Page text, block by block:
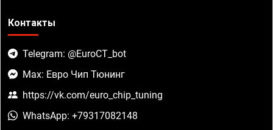
Контакты
Telegram: @EuroCT_bot
Max: Евро Чип Тюнинг
https://vk.com/euro_chip_tuning
WhatsApp: +79317082148